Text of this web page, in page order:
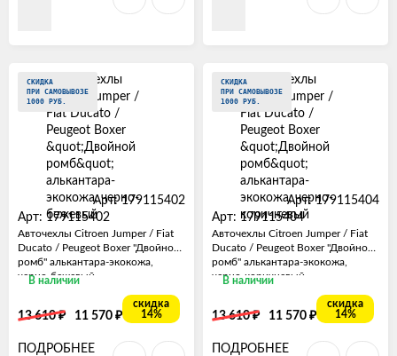
СКИДКА
ПРИ САМОВЫВОЗЕ
1000 РУБ.
Арт: 179115402
Арт: 179115402
Авточехлы Citroen Jumper / Fiat
Ducato / Peugeot Boxer "Двойной
ромб" алькантара-экокожа,
черно-бежевый
В наличии
13 610₽ 11 570 ₽
скидка
14%
ПОДРОБНЕЕ
СКИДКА
ПРИ САМОВЫВОЗЕ
1000 РУБ.
Арт: 179115404
Арт: 179115404
Авточехлы Citroen Jumper / Fiat
Ducato / Peugeot Boxer "Двойной
ромб" алькантара-экокожа,
черно-коричневый
В наличии
13 610₽ 11 570 ₽
скидка
14%
ПОДРОБНЕЕ